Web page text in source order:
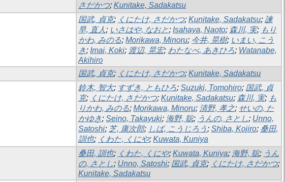
さだかつ; Kunitake, Sadakatsu
国武, 貞克; くにたけ, さだかつ; Kunitake, Sadakatsu; 諫
早, 直人 ; いさはや, なおと; Isahaya, Naoto; 森川, 実; もり
かわ, みのる; Morikawa, Minoru; 今井, 晃樹; いまい, こう
き; Imai, Koki; 渡辺, 晃宏; わたなべ, あきひろ; Watanabe,
Akihiro
国武, 貞克; くにたけ, さだかつ; Kunitake, Sadakatsu
鈴木, 智大; すずき, ともひろ; Suzuki, Tomohiro; 国武, 貞
克; くにたけ, さだかつ; Kunitake, Sadakatsu; 森川, 実; も
りかわ, みのる; Morikawa, Minoru; 清野, 孝之; せいの, た
かゆき; Seino, Takayuki; 海野, 聡; うんの, さとし; Unno,
Satoshi; 芝, 康次郎; しば, こうじろう ; Shiba, Kojiro; 桑田,
訓也; くわた, くにや; Kuwata, Kuniya
桑田, 訓也; くわた, くにや; Kuwata, Kuniya; 海野, 聡; うん
の, さとし; Unno, Satoshi; 国武, 貞克; くにたけ, さだかつ;
Kunitake, Sadakatsu